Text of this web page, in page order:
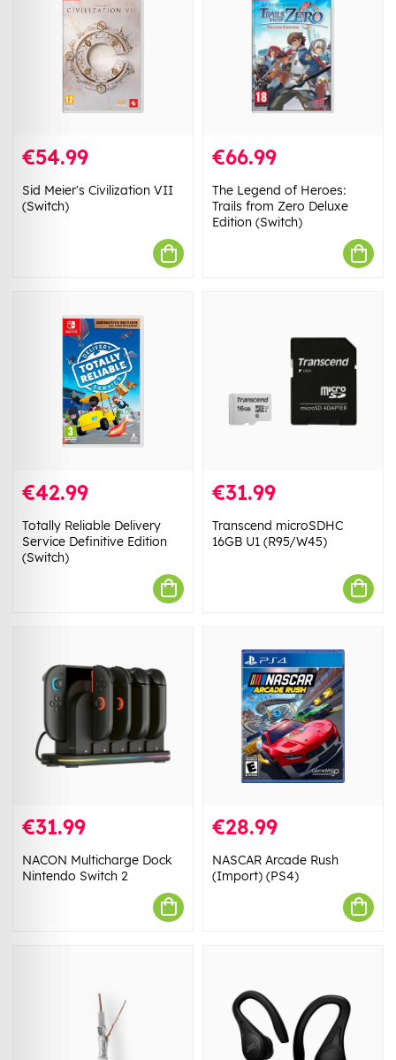
€54.99
Sid Meier's Civilization VII
(Switch)
€66.99
The Legend of Heroes:
Trails from Zero Deluxe
Edition (Switch)
€42.99
Totally Reliable Delivery
Service Definitive Edition
(Switch)
€31.99
Transcend microSDHC
16GB U1 (R95/W45)
€31.99
NACON Multicharge Dock
Nintendo Switch 2
€28.99
NASCAR Arcade Rush
(Import) (PS4)